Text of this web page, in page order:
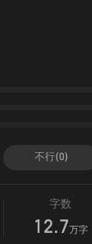
不行(0)
字数
12.7万字